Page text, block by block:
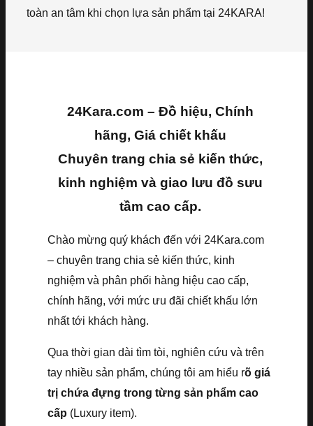
toàn an tâm khi chọn lựa sản phẩm tại 24KARA!
24Kara.com – Đồ hiệu, Chính
hãng, Giá chiết khấu
Chuyên trang chia sẻ kiến thức,
kinh nghiệm và giao lưu đồ sưu
tầm cao cấp.
Chào mừng quý khách đến với 24Kara.com
– chuyên trang chia sẻ kiến thức, kinh
nghiệm và phân phối hàng hiệu cao cấp,
chính hãng, với mức ưu đãi chiết khấu lớn
nhất tới khách hàng.
Qua thời gian dài tìm tòi, nghiên cứu và trên
tay nhiều sản phẩm, chúng tôi am hiểu rõ giá
trị chứa đựng trong từng sản phẩm cao
cấp (Luxury item).